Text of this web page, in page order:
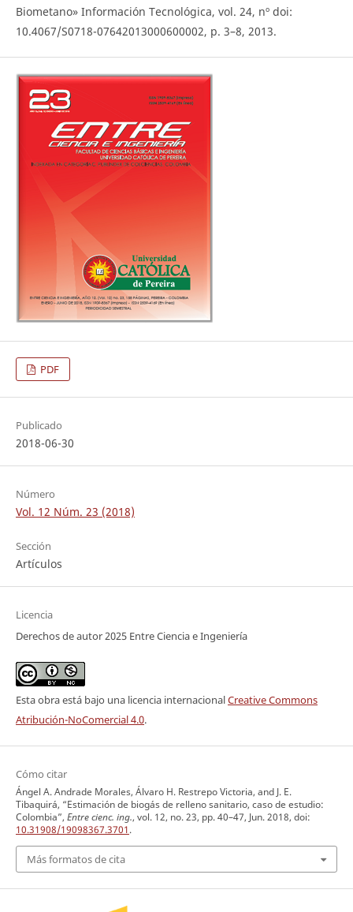
Biometano» Información Tecnológica, vol. 24, nº doi:
10.4067/S0718-07642013000600002, p. 3–8, 2013.
PDF
Publicado
2018-06-30
Número
Vol. 12 Núm. 23 (2018)
Sección
Artículos
Licencia
Derechos de autor 2025 Entre Ciencia e Ingeniería
Esta obra está bajo una licencia internacionalCreative Commons
Atribución-NoComercial 4.0.
Cómo citar
Ángel A. Andrade Morales, Álvaro H. Restrepo Victoria, and J. E.
Tibaquirá, “Estimación de biogás de relleno sanitario, caso de estudio:
Colombia”, Entre cienc. ing., vol. 12, no. 23, pp. 40–47, Jun. 2018, doi:
10.31908/19098367.3701.
Más formatos de cita